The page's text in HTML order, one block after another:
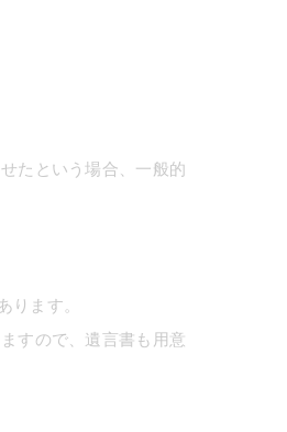
たという場合、一般的
ります。
すので、遺言書も用意